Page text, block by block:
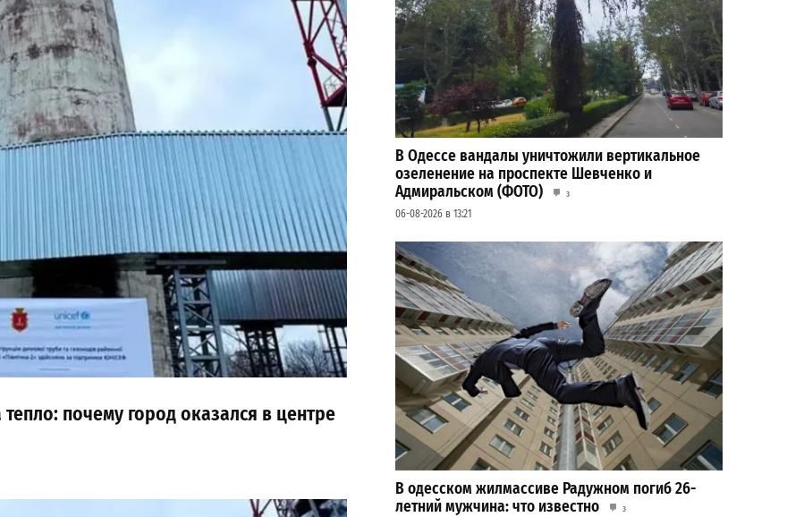
почему город оказался в центре
В Одессе вандалы уничтожили вертикальное
озеленение на проспекте Шевченко и
Адмиральском (ФОТО)
3
06-08-2026 в 13:21
В одесском жилмассиве Радужном погиб 26-
летний мужчина: что известно
3